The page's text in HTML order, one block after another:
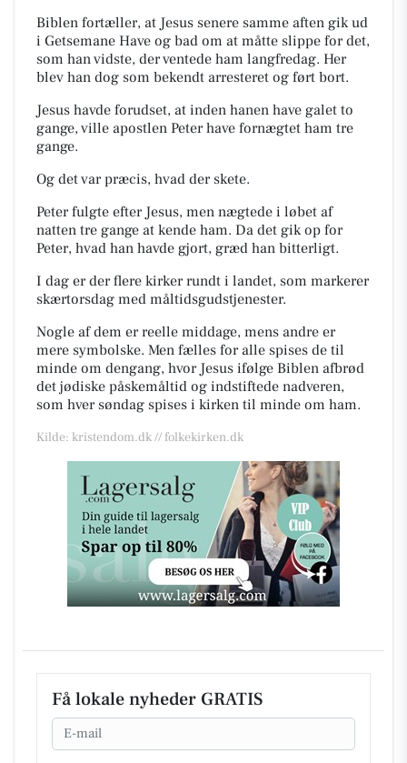
Biblen fortæller, at Jesus senere samme aften gik ud
i Getsemane Have og bad om at måtte slippe for det,
som han vidste, der ventede ham langfredag. Her
blev han dog som bekendt arresteret og ført bort.
Jesus havde forudset, at inden hanen have galet to
gange, ville apostlen Peter have fornægtet ham tre
gange.
Og det var præcis, hvad der skete.
Peter fulgte efter Jesus, men nægtede i løbet af
natten tre gange at kende ham. Da det gik op for
Peter, hvad han havde gjort, græd han bitterligt.
I dag er der flere kirker rundt i landet, som markerer
skærtorsdag med måltidsgudstjenester.
Nogle af dem er reelle middage, mens andre er
mere symbolske. Men fælles for alle spises de til
minde om dengang, hvor Jesus ifølge Biblen afbrød
det jødiske påskemåltid og indstiftede nadveren,
som hver søndag spises i kirken til minde om ham.
Kilde: kristendom.dk // folkekirken.dk
Få lokale nyheder GRATIS
Email